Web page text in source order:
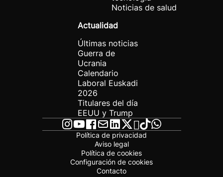
Noticias de salud
Actualidad
Últimas noticias
Guerra de
Ucrania
Calendario
Laboral Euskadi
2026
Titulares del día
EEUU y Trump
Política de privacidad
Aviso legal
Política de cookies
Configuración de cookies
Contacto